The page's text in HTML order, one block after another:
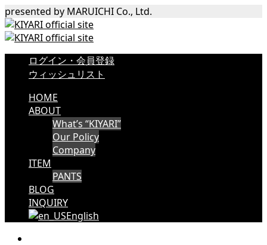
presented by MARUICHI Co., Ltd.
ログイン・会員登録
ウィッシュリスト
HOME
ABOUT
What’s “KIYARI”
Our Policy
Company
ITEM
PANTS
BLOG
INQUIRY
English